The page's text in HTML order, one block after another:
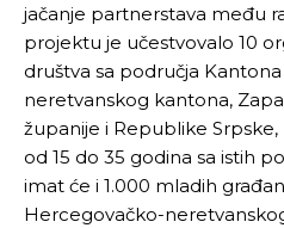
jačanje partnerstava među
projektu je učestvovalo 10
društva sa područja
neretvanskog kantona,
županije i Republike
od 15 do 35 godina sa istih
imat će i 1.000 mladih
Hercegovačko-